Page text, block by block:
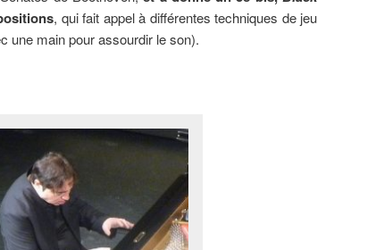
, qui fait appel à différentes techniques de jeu
une main pour assourdir le son).